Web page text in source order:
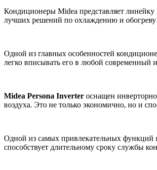
Кондиционеры Midea представляет
лучших решений по охлаждению и
Одной из главных особенностей
легко вписывать его в любой современный
Midea Persona Inverter оснащен
воздуха. Это не только экономично, но и
Одной из самых привлекательных функций
способствует длительному сроку службы